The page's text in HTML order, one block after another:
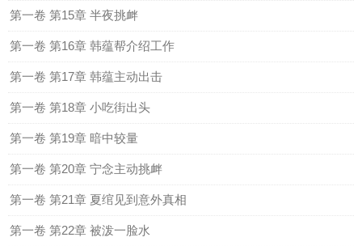
第一卷 第15章 半夜挑衅
第一卷 第16章 韩蕴帮介绍工作
第一卷 第17章 韩蕴主动出击
第一卷 第18章 小吃街出头
第一卷 第19章 暗中较量
第一卷 第20章 宁念主动挑衅
第一卷 第21章 夏绾见到意外真相
第一卷 第22章 被泼一脸水